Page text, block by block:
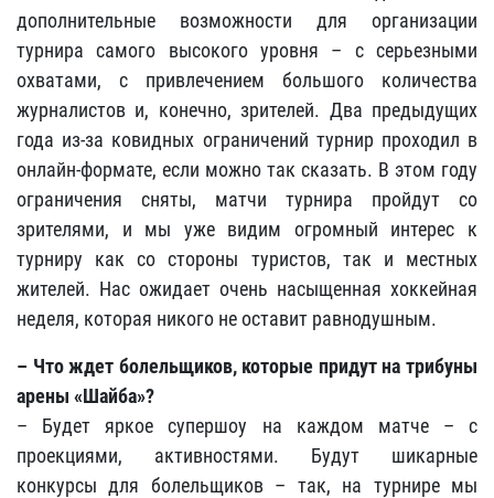
дополнительные возможности для организации
турнира самого высокого уровня – с серьезными
охватами, с привлечением большого количества
журналистов и, конечно, зрителей. Два предыдущих
года из-за ковидных ограничений турнир проходил в
онлайн-формате, если можно так сказать. В этом году
ограничения сняты, матчи турнира пройдут со
зрителями, и мы уже видим огромный интерес к
турниру как со стороны туристов, так и местных
жителей. Нас ожидает очень насыщенная хоккейная
неделя, которая никого не оставит равнодушным.
– Что ждет болельщиков, которые придут на трибуны
арены «Шайба»?
– Будет яркое супершоу на каждом матче – с
проекциями, активностями. Будут шикарные
конкурсы для болельщиков – так, на турнире мы